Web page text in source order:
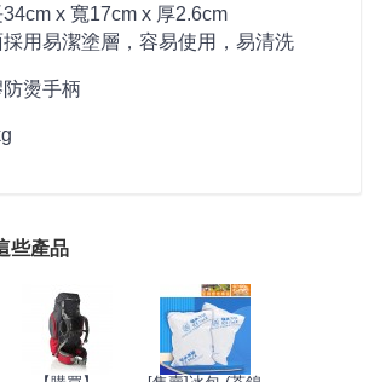
x 寬17cm x 厚2.6cm
用易潔塗層，容易使用，易清洗
防燙手柄
些產品